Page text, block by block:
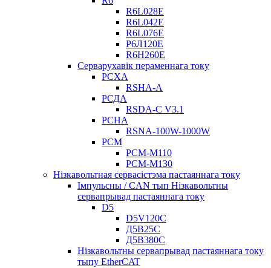
R6L028E
R6L042E
R6L076E
Р6Л120Е
R6H260E
Серварухавік пераменнага току
РСХА
RSHA-A
РСДА
RSDA-C V3.1
РСНА
RSNA-100W-1000W
РСМ
РСМ-М110
РСМ-М130
Нізкавольтная сервасістэма пастаяннага току
Імпульсны / CAN тып Нізкавольтны
сервапрывад пастаяннага току
D5
D5V120C
Д5В25С
Д5В380С
Нізкавольтны сервапрывад пастаяннага току
тыпу EtherCAT